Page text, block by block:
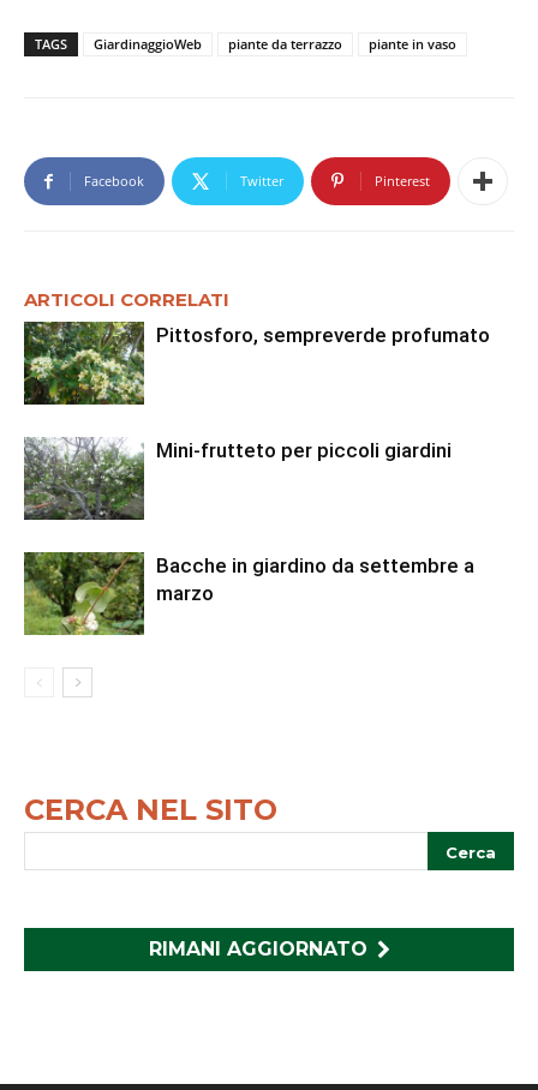
TAGS GiardinaggioWeb piante da terrazzo piante in vaso
Facebook Twitter Pinterest
ARTICOLI CORRELATI
Pittosforo, sempreverde profumato
Mini-frutteto per piccoli giardini
Bacche in giardino da settembre a
marzo
CERCA NEL SITO
RIMANI AGGIORNATO